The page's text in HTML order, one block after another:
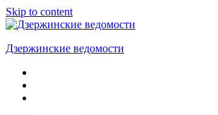
Skip to content
Дзержинские ведомости
ОБЩЕСТВЕННО-
ПОЛИТИЧЕСКАЯ